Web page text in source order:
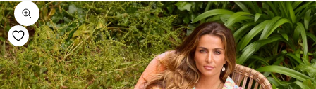
Zoom na imagem